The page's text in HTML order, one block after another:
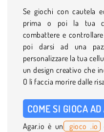
Se giochi con cautela
prima o poi la tua
combattere e
poi darsi ad una
personalizzare la tua
un design creativo che
O li faccia morire dalle
COME SI GIOCA
Agar.io è un gioco .io